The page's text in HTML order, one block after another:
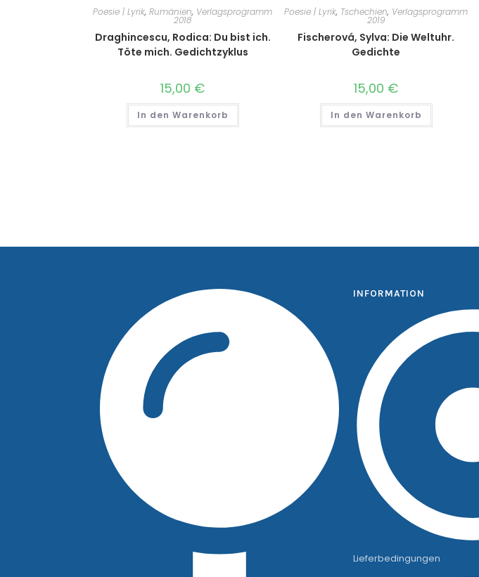
Poesie | Lyrik, Rumänien, Verlagsprogramm
2018
Draghincescu, Rodica: Du bist ich.
Töte mich. Gedichtzyklus
15,00 €
In den Warenkorb
Poesie | Lyrik, Tschechien, Verlagsprogramm
2019
Fischerová, Sylva: Die Weltuhr.
Gedichte
15,00 €
In den Warenkorb
INFORMATION
Lieferbedingungen